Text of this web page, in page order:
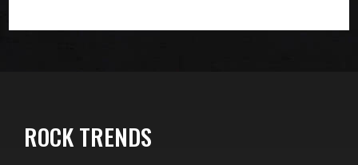
ROCK TRENDS